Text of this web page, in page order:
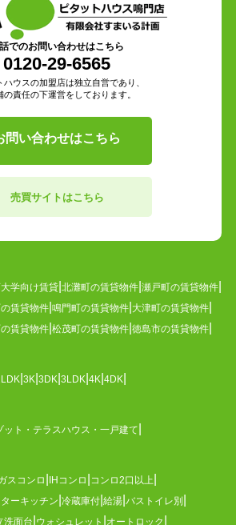
でのお問い合わせはこちら
0120-29-6565
ハウスの加盟店は独立自営であり、
の責任の下運営をしております。
問い合わせはこちら
売買サイトはこちら
学向け賃貸 北灘町の賃貸物件 瀬戸町の賃貸物件
賃貸物件 鳴門町の賃貸物件 大津町の賃貸物件
賃貸物件 松茂町の賃貸物件 徳島市の賃貸物件
3K 3DK 3LDK 4K 4DK
ット・テラスハウス・一戸建て
スコンロ IHコンロ コンロ2口以上
ーキッチン 冷蔵庫付 給湯 バストイレ別
洗面台 ウォシュレット オートロック